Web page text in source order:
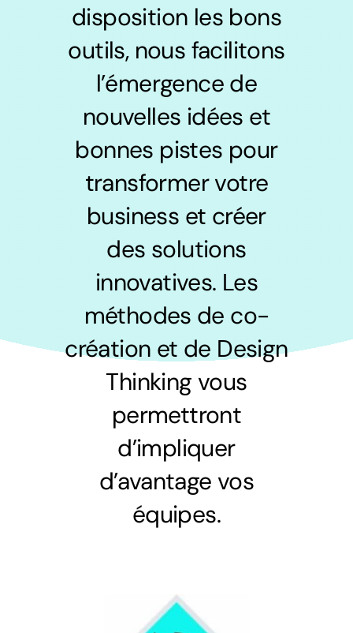
disposition les bons
outils, nous facilitons
l’émergence de
nouvelles idées et
bonnes pistes pour
transformer votre
business et créer
des solutions
innovatives. Les
méthodes de co-
création et de Design
Thinking vous
permettront
d’impliquer
d’avantage vos
équipes.